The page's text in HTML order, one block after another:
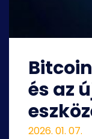
és az
2026. 01. 07.